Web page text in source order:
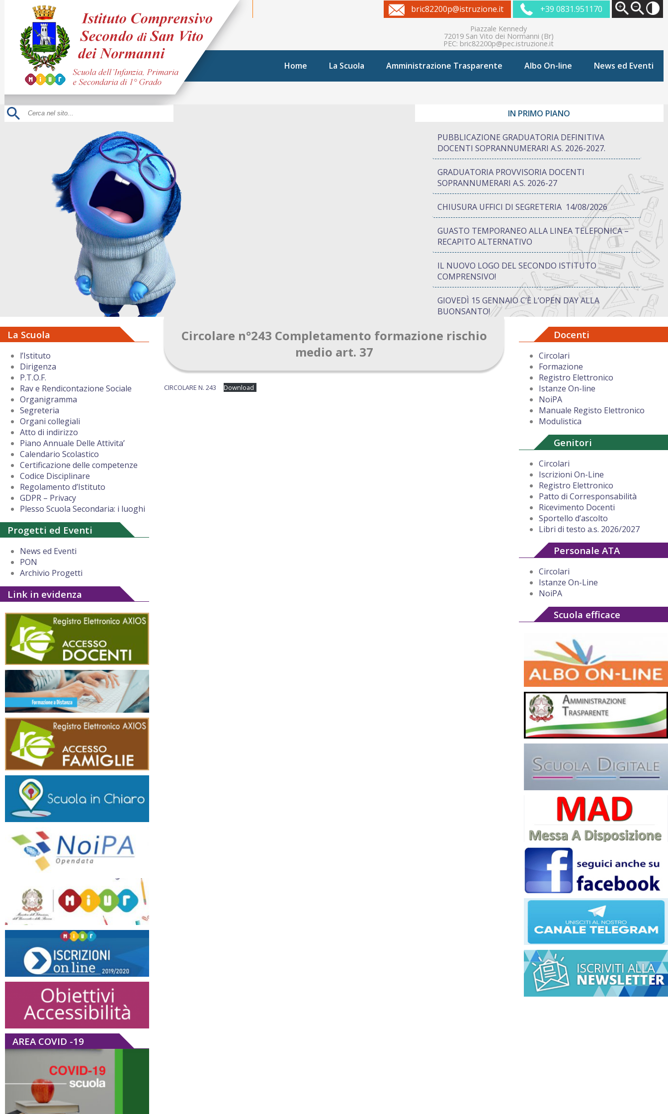
bric82200p@istruzione.it +39 0831.951170
Piazzale Kennedy
72019 San Vito dei Normanni (Br)
PEC: bric82200p@pec.istruzione.it
Home La Scuola Amministrazione Trasparente Albo On-line News ed Eventi
IN PRIMO PIANO
PUBBLICAZIONE GRADUATORIA DEFINITIVA
DOCENTI SOPRANNUMERARI A.S. 2026-2027.
GRADUATORIA PROVVISORIA DOCENTI
SOPRANNUMERARI A.S. 2026-27
CHIUSURA UFFICI DI SEGRETERIA 14/08/2026
GUASTO TEMPORANEO ALLA LINEA TELEFONICA –
RECAPITO ALTERNATIVO
IL NUOVO LOGO DEL SECONDO ISTITUTO
COMPRENSIVO!
GIOVEDÌ 15 GENNAIO C’È L’OPEN DAY ALLA
BUONSANTO!
PON “ATTIVA…MENTE” TRA CREATIVITÀ E GIOCO:
AUGURI DI BUON NATALE DAL DIRIGENTE
La Scuola
l’Istituto
Dirigenza
P.T.O.F.
Rav e Rendicontazione Sociale
Organigramma
Segreteria
Organi collegiali
Atto di indirizzo
Piano Annuale Delle Attivita’
Calendario Scolastico
Certificazione delle competenze
Codice Disciplinare
Regolamento d’Istituto
GDPR – Privacy
Plesso Scuola Secondaria: i luoghi
Progetti ed Eventi
News ed Eventi
PON
Archivio Progetti
Link in evidenza
AREA COVID -19
Circolare n°243 Completamento formazione rischio
medio art. 37
CIRCOLARE N. 243 Download
Docenti
Circolari
Formazione
Registro Elettronico
Istanze On-line
NoiPA
Manuale Registo Elettronico
Modulistica
Genitori
Circolari
Iscrizioni On-Line
Registro Elettronico
Patto di Corresponsabilità
Ricevimento Docenti
Sportello d’ascolto
Libri di testo a.s. 2026/2027
Personale ATA
Circolari
Istanze On-Line
NoiPA
Scuola efficace